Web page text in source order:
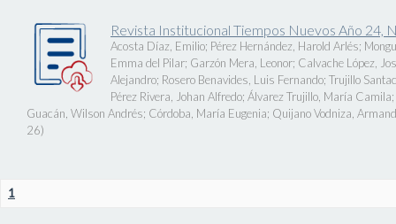
Revista Institucional Tiempos Nuevos Año 24,
Acosta Díaz, Emilio; Pérez Hernández, Harold Arlés;
Emma del Pilar; Garzón Mera, Leonor; Calvache López,
Alejandro; Rosero Benavides, Luis Fernando; Trujillo
Pérez Rivera, Johan Alfredo; Álvarez Trujillo, María Camila;
Guacán, Wilson Andrés; Córdoba, María Eugenia; Quijano Vodniza,
26)
1